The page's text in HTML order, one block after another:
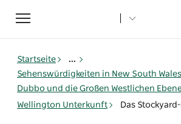
Toggle
navigation
Startseite
...
Sehenswürdigkeiten in New South Wales
Dubbo und die Großen Westlichen
Wellington Unterkunft
Das